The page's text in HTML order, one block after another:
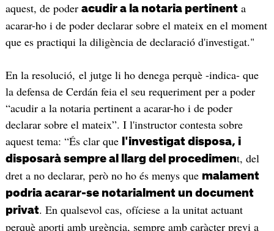
aquest, de poder acudir a la notaria pertinenta
acarar-ho i de poder declarar sobre el mateix en el moment
que es practiqui la diligència de declaració d'investigat."
En la resolució, el jutge li ho denega perquè -indica- que
la defensa de Cerdán feia el seu requeriment per a poder
“acudir a la notaria pertinent a acarar-ho i de poder
declarar sobre el mateix”. I l'instructor contesta sobre
aquest tema: “És clar que
l'investigat disposa, i
disposarà sempre al llarg del procediment, del
dret a no declarar, però no ho és menys que malament
podria acarar-se notarialment un document
privat. En qualsevol cas, ofíciese a la unitat actuant
perquè aporti amb urgència, sempre amb caràcter previ a